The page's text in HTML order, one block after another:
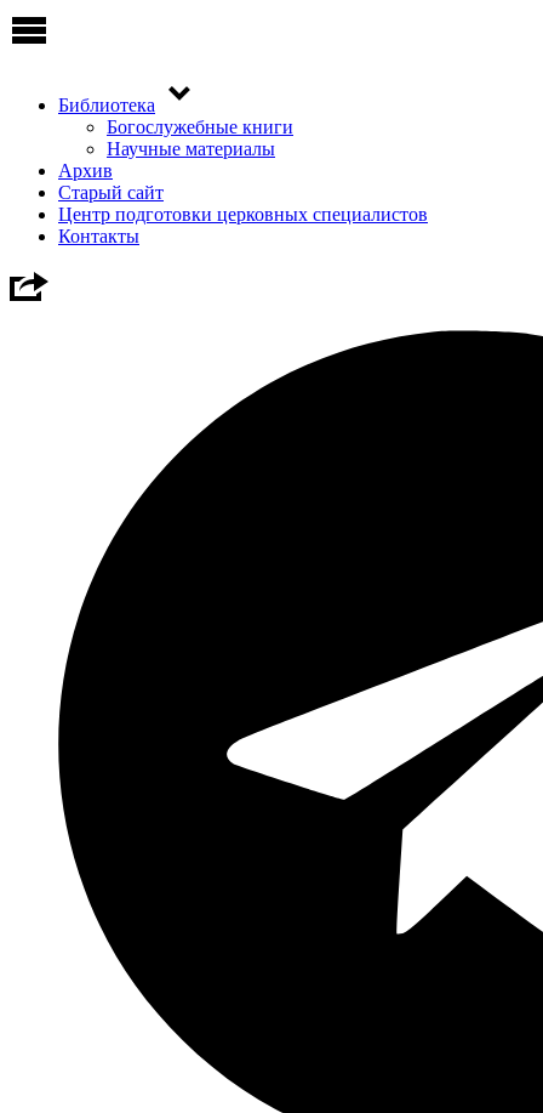
Библиотека
Богослужебные книги
Научные материалы
Архив
Старый сайт
Центр подготовки церковных специалистов
Контакты